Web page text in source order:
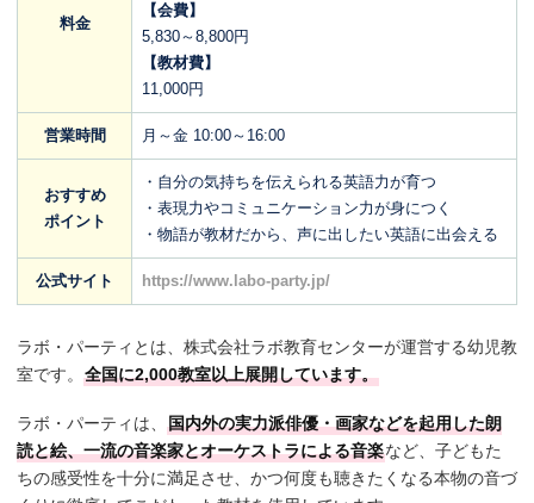
料金
【会費】
5,830～8,800円
【教材費】
11,000円
営業時間 月～金 10:00～16:00
おすすめ
ポイント
・自分の気持ちを伝えられる英語力が育つ
・表現力やコミュニケーション力が身につく
・物語が教材だから、声に出したい英語に出会える
公式サイト https://www.labo-party.jp/
ラボ・パーティとは、株式会社ラボ教育センターが運営する幼児教
室です。 全国に2,000教室以上展開しています。
ラボ・パーティは、 国内外の実力派俳優・画家などを起用した朗
読と絵、一流の音楽家とオーケストラによる音楽など、子どもた
ちの感受性を十分に満足させ、かつ何度も聴きたくなる本物の音づ